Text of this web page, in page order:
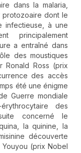
dans la malaria,
protozoaire dont le
infectieuse, à une
principalement
a entraîné dans
des moustiques
Ronald Ross (prix
des accès
été une énigme
Guerre mondiale
des
concerné le
la quinine, la
découverte
(prix Nobel